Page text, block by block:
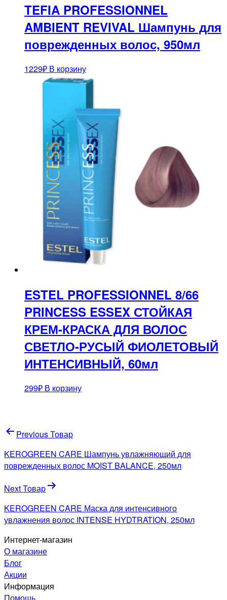
TEFIA PROFESSIONNEL
AMBIENT REVIVAL Шампунь для
поврежденных волос, 950мл
1229₽ В корзину
ESTEL PROFESSIONNEL 8/66
PRINCESS ESSEX СТОЙКАЯ
КРЕМ-КРАСКА ДЛЯ ВОЛОС
СВЕТЛО-РУСЫЙ ФИОЛЕТОВЫЙ
ИНТЕНСИВНЫЙ, 60мл
299₽ В корзину
Навигация
по
записям
Previous Товар
KEROGREEN CARE Шампунь увлажняющий для
поврежденных волос MOIST BALANCE, 250мл
Next Товар
KEROGREEN CARE Маска для интенсивного
увлажнения волос INTENSE HYDTRATION, 250мл
Интернет-магазин
О магазине
Блог
Акции
Информация
Помощь